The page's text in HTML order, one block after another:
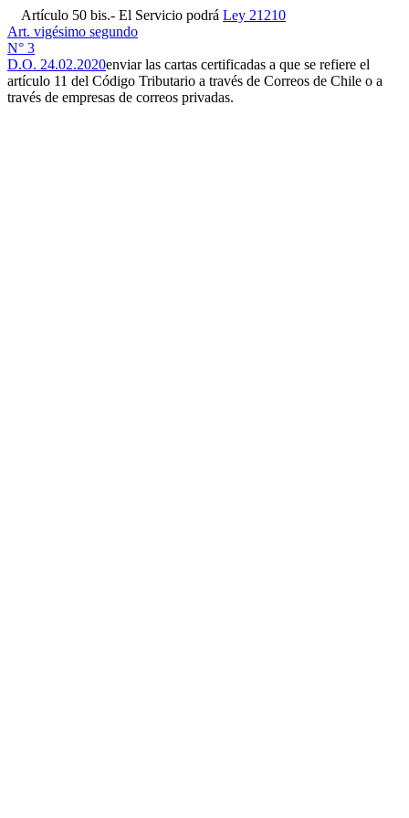
Artículo 50 bis.- El Servicio podrá Ley 21210
Art. vigésimo segundo
N° 3
D.O. 24.02.2020enviar las cartas certificadas a que se refiere el
artículo 11 del Código Tributario a través de Correos de Chile o a
través de empresas de correos privadas.